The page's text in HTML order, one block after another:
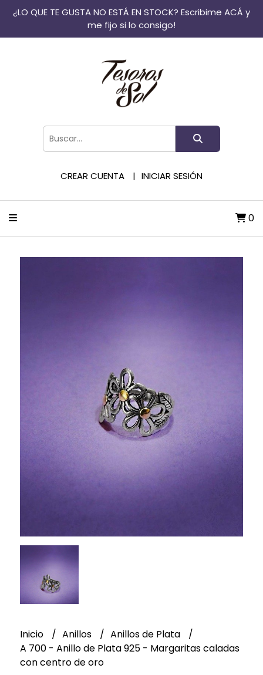
¿LO QUE TE GUSTA NO ESTÁ EN STOCK? Escribime ACÁ y
me fijo si lo consigo!
CREAR CUENTA INICIAR SESIÓN
0
Inicio Anillos
Anillos de Plata
A 700 - Anillo de Plata 925 - Margaritas caladas
con centro de oro